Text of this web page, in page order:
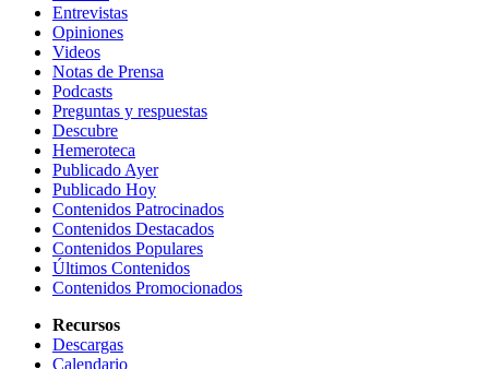
Entrevistas
Opiniones
Videos
Notas de Prensa
Podcasts
Preguntas y respuestas
Descubre
Hemeroteca
Publicado Ayer
Publicado Hoy
Contenidos Patrocinados
Contenidos Destacados
Contenidos Populares
Últimos Contenidos
Contenidos Promocionados
Recursos
Descargas
Calendario